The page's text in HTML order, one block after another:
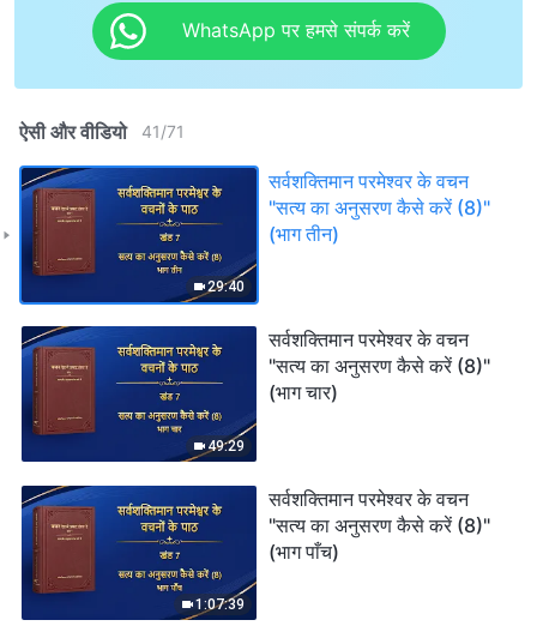
WhatsApp पर हमसे संपर्क करें
ऐसी और वीडियो 41/71
29:40
सर्वशक्तिमान परमेश्वर के वचन
"सत्य का अनुसरण कैसे करें (8)"
(भाग तीन)
49:29
सर्वशक्तिमान परमेश्वर के वचन
"सत्य का अनुसरण कैसे करें (8)"
(भाग चार)
1:07:39
सर्वशक्तिमान परमेश्वर के वचन
"सत्य का अनुसरण कैसे करें (8)"
(भाग पाँच)